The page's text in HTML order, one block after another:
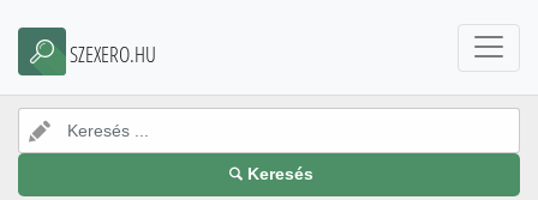
SZEXERO.HU
Keresés